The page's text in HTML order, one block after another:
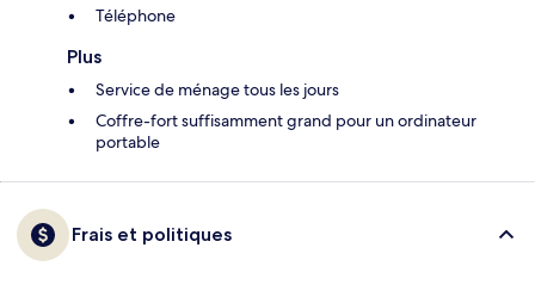
Téléphone
Plus
Service de ménage tous les jours
Coffre-fort suffisamment grand pour un ordinateur
portable
Frais et politiques